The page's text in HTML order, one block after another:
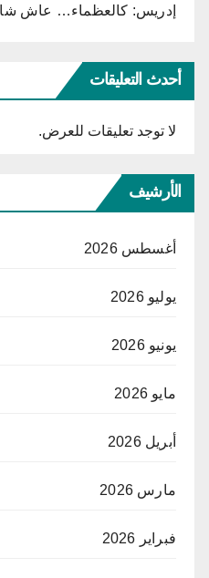
إدريس: كالعظماء… عاش
أحدث التعليقات
لا توجد تعليقات للعرض.
الأرشيف
أغسطس 2026
يوليو 2026
يونيو 2026
مايو 2026
أبريل 2026
مارس 2026
فبراير 2026